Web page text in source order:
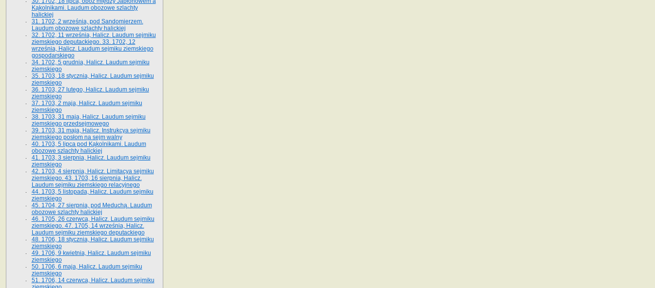
Kąkolnikami. Laudum obozowe szlachty
halickiej
31. 1702, 2 września, pod Sandomierzem.
Laudum obozowe szlachty halickiej
32. 1702, 11 września, Halicz. Laudum sejmiku
ziemskiego deputackiego. 33. 1702, 12
września, Halicz. Laudum sejmiku ziemskiego
gospodarskiego
34. 1702, 5 grudnia, Halicz. Laudum sejmiku
ziemskiego
35. 1703, 18 stycznia, Halicz. Laudum sejmiku
ziemskiego
36. 1703, 27 lutego, Halicz. Laudum sejmiku
ziemskiego
37. 1703, 2 maja, Halicz. Laudum sejmiku
ziemskiego
38. 1703, 31 maja, Halicz. Laudum sejmiku
ziemskiego przedsejmowego
39. 1703, 31 maja, Halicz. Instrukcya sejmiku
ziemskiego posłom na sejm walny
40. 1703, 5 lipca pod Kąkolnikami. Laudum
obozowe szlachty halickiej
41­. 1703, 3 sierpnia, Halicz. Laudum sejmiku
ziemskiego
42. 1703, 4 sierpnia, Halicz. Limitacya sejmiku
ziemskiego. 43. 1703, 16 sierpnia, Halicz.
Laudum sejmiku ziemskiego relacyjnego
44. 1703, 5 listopada, Halicz. Laudum sejmiku
ziemskiego
45. 1704, 27 sierpnia, pod Meduchą. Laudum
obozowe szlachty halickiej
46. 1705, 26 czerwca, Halicz. Laudum sejmiku
ziemskiego. 47. 1705, 14 września, Halicz.
Laudum sejmiku ziemskiego deputackiego
48. 1706, 18 stycznia, Halicz. Laudum sejmiku
ziemskiego
49. 1706, 9 kwietnia, Halicz. Laudum sejmiku
ziemskiego
50. 1706, 6 maja, Halicz. Laudum sejmiku
ziemskiego
51. 1706, 14 czerwca, Halicz. Laudum sejmiku